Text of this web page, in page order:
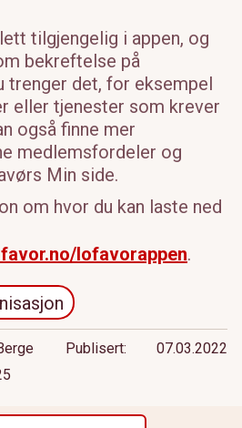
tilgjengelig i appen, og
bekreftelse på
trenger det, for eksempel
eller tjenester som krever
også finne mer
medlemsfordeler og
Min side.
om hvor du kan laste ned
lofavorappen.
Publisert
07.03.2022